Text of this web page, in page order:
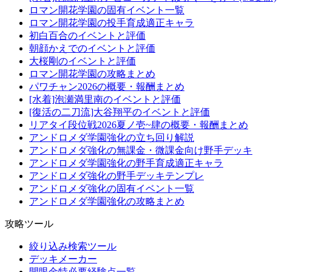
ロマン開花学園の固有イベント一覧
ロマン開花学園の投手育成適正キャラ
初白百合のイベントと評価
朝顔かえでのイベントと評価
大桜剛のイベントと評価
ロマン開花学園の攻略まとめ
パワチャン2026の概要・報酬まとめ
[水着]泡瀬満里南のイベントと評価
[復活の二刀流]大谷翔平のイベントと評価
リアタイ段位戦2026夏ノ壱~肆の概要・報酬まとめ
アンドロメダ学園強化の立ち回り解説
アンドロメダ強化の無課金・微課金向け野手デッキ
アンドロメダ学園強化の野手育成適正キャラ
アンドロメダ強化の野手デッキテンプレ
アンドロメダ強化の固有イベント一覧
アンドロメダ学園強化の攻略まとめ
攻略ツール
絞り込み検索ツール
デッキメーカー